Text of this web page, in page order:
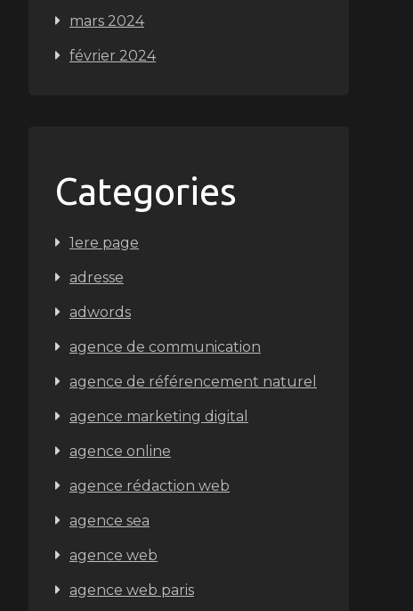
mars 2024
février 2024
Categories
1ere page
adresse
adwords
agence de communication
agence de référencement naturel
agence marketing digital
agence online
agence rédaction web
agence sea
agence web
agence web paris